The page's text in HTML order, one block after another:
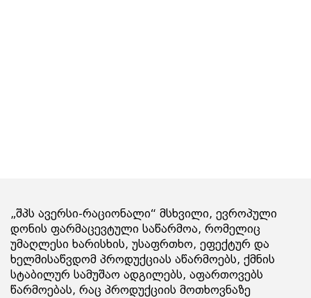
„შპს ავერსი-რაციონალი“ მსხვილი, ევროპული
დონის ფარმაცევტული საწარმოა, რომელიც
უმაღლესი ხარისხის, უსაფრთხო, ეფექტურ და
ხელმისაწვდომ პროდუქციას აწარმოებს, ქმნის
სტაბილურ სამუშაო ადგილებს, აფართოვებს
წარმოებას, რაც პროდუქციის მოთხოვნაზე